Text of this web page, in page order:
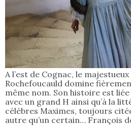
A l’est de Cognac, le
Rochefoucauld domine
même nom. Son histoire est
avec un grand H ainsi qu’à la
célèbres Maximes, toujours
autre qu’un certain… François